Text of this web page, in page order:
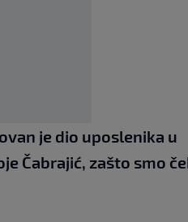
je dio uposlenika u
Čabrajić, zašto smo